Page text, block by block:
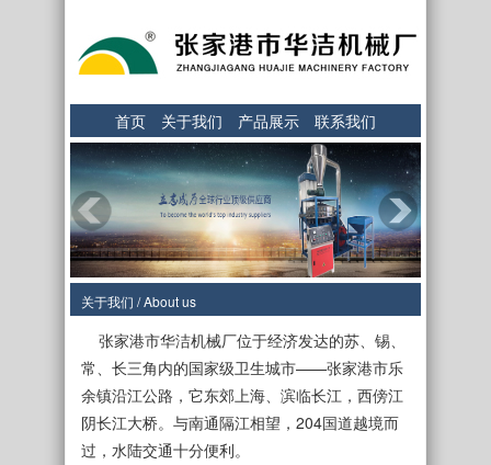
首页 关于我们 产品展示 联系我们
关于我们 / About us
张家港市华洁机械厂位于经济发达的苏、锡、
常、长三角内的国家级卫生城市——张家港市乐
余镇沿江公路，它东郊上海、滨临长江，西傍江
阴长江大桥。与南通隔江相望，204国道越境而
过，水陆交通十分便利。